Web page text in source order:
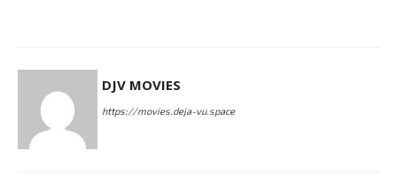
DJV MOVIES
https://movies.deja-vu.space